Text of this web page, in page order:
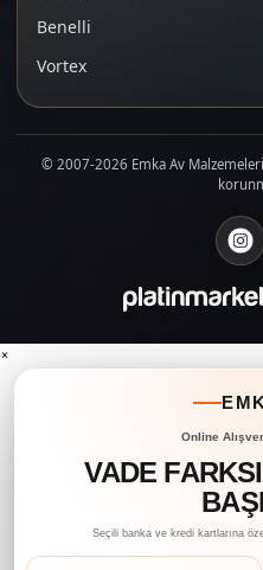
Benelli
Vortex
© 2007-2026 Emka Av Malzemeleri
×
Online
VADE
Seçili banka ve kredi kartlarına